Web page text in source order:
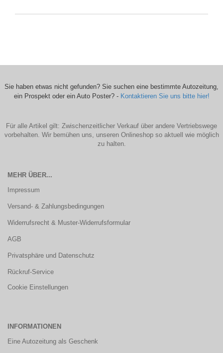
Sie haben etwas nicht gefunden? Sie suchen eine bestimmte Autozeitung,
ein Prospekt oder ein Auto Poster? - Kontaktieren Sie uns bitte hier!
Für alle Artikel gilt: Zwischenzeitlicher Verkauf über andere Vertriebswege
vorbehalten. Wir bemühen uns, unseren Onlineshop so aktuell wie möglich
zu halten.
MEHR ÜBER...
Impressum
Versand- & Zahlungsbedingungen
Widerrufsrecht & Muster-Widerrufsformular
AGB
Privatsphäre und Datenschutz
Rückruf-Service
Cookie Einstellungen
INFORMATIONEN
Eine Autozeitung als Geschenk